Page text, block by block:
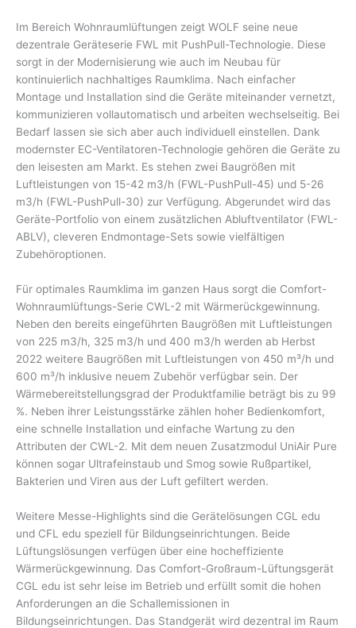
Im Bereich Wohnraumlüftungen zeigt WOLF seine neue
dezentrale Geräteserie FWL mit PushPull-Technologie. Diese
sorgt in der Modernisierung wie auch im Neubau für
kontinuierlich nachhaltiges Raumklima. Nach einfacher
Montage und Installation sind die Geräte miteinander vernetzt,
kommunizieren vollautomatisch und arbeiten wechselseitig. Bei
Bedarf lassen sie sich aber auch individuell einstellen. Dank
modernster EC-Ventilatoren-Technologie gehören die Geräte zu
den leisesten am Markt. Es stehen zwei Baugrößen mit
Luftleistungen von 15-42 m3/h (FWL-PushPull-45) und 5-26
m3/h (FWL-PushPull-30) zur Verfügung. Abgerundet wird das
Geräte-Portfolio von einem zusätzlichen Abluftventilator (FWL-
ABLV), cleveren Endmontage-Sets sowie vielfältigen
Zubehöroptionen.
Für optimales Raumklima im ganzen Haus sorgt die Comfort-
Wohnraumlüftungs-Serie CWL-2 mit Wärmerückgewinnung.
Neben den bereits eingeführten Baugrößen mit Luftleistungen
von 225 m3/h, 325 m3/h und 400 m3/h werden ab Herbst
2022 weitere Baugrößen mit Luftleistungen von 450 m³/h und
600 m³/h inklusive neuem Zubehör verfügbar sein. Der
Wärmebereitstellungsgrad der Produktfamilie beträgt bis zu 99
%. Neben ihrer Leistungsstärke zählen hoher Bedienkomfort,
eine schnelle Installation und einfache Wartung zu den
Attributen der CWL-2. Mit dem neuen Zusatzmodul UniAir Pure
können sogar Ultrafeinstaub und Smog sowie Rußpartikel,
Bakterien und Viren aus der Luft gefiltert werden.
Weitere Messe-Highlights sind die Gerätelösungen CGL edu
und CFL edu speziell für Bildungseinrichtungen. Beide
Lüftungslösungen verfügen über eine hocheffiziente
Wärmerückgewinnung. Das Comfort-Großraum-Lüftungsgerät
CGL edu ist sehr leise im Betrieb und erfüllt somit die hohen
Anforderungen an die Schallemissionen in
Bildungseinrichtungen. Das Standgerät wird dezentral im Raum